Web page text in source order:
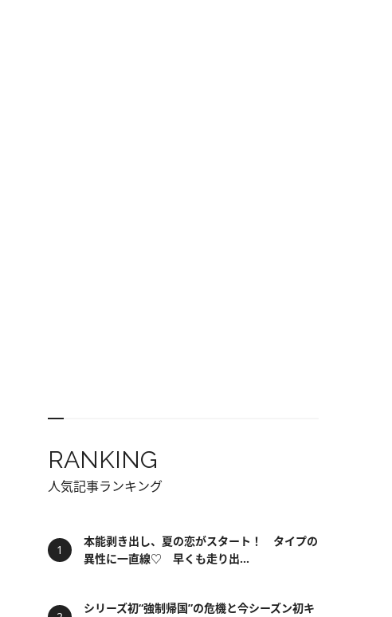
RANKING
人気記事ランキング
本能剥き出し、夏の恋がスタート！ タイプの
異性に一直線♡ 早くも走り出...
シリーズ初“強制帰国”の危機と今シーズン初キ